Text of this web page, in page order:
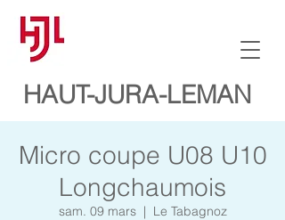
HAUT-JURA-LEMAN
Micro coupe U08 U10
Longchaumois
sam. 09 mars
  |
Le Tabagnoz